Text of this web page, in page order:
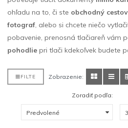
ohľadu na to, či ste obchodný
fotograf, alebo si chcete niečo
pobavenie, prenosná tlačiareň vám
pohodlie pri tlači kdekoľvek budete
FILTE Zobrazenie:
Zoradiť podľa: